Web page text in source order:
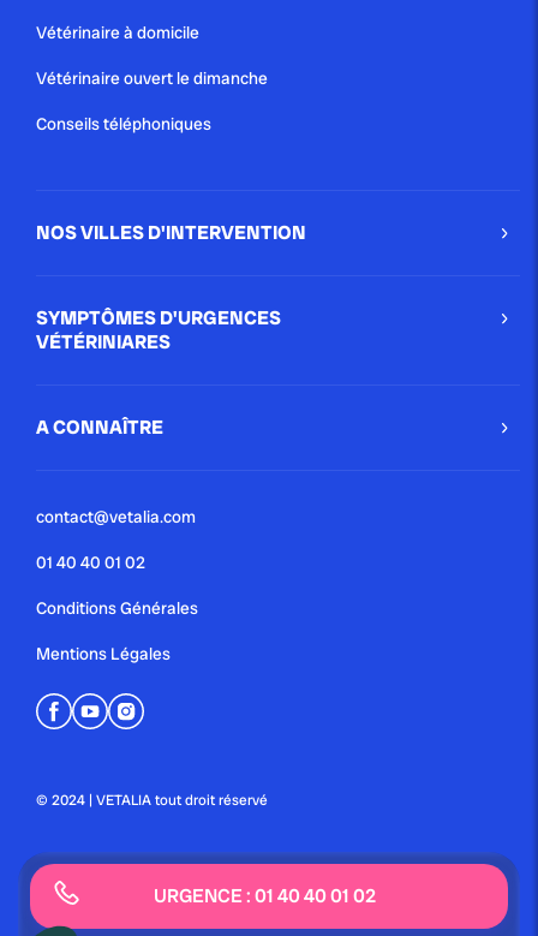
URGENCE : 01 40 40 01 02
Vétérinaire à domicile
Vétérinaire ouvert le dimanche
Conseils téléphoniques
NOS VILLES D'INTERVENTION
SYMPTÔMES D'URGENCES
VÉTÉRINIARES
A CONNAÎTRE
contact@vetalia.com
01 40 40 01 02
Conditions Générales
Mentions Légales
© 2024 | VETALIA tout droit réservé